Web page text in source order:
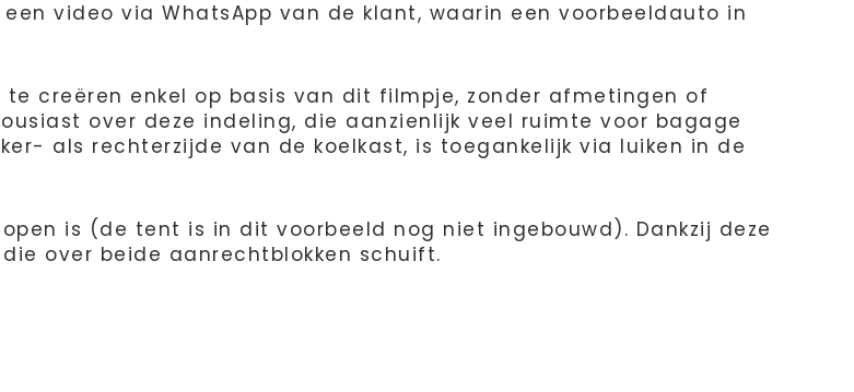
video via WhatsApp van de klant, waarin een voorbeeldauto in
creëren enkel op basis van dit filmpje, zonder afmetingen of
over deze indeling, die aanzienlijk veel ruimte voor bagage
als rechterzijde van de koelkast, is toegankelijk via luiken in de
is (de tent is in dit voorbeeld nog niet ingebouwd). Dankzij deze
over beide aanrechtblokken schuift.